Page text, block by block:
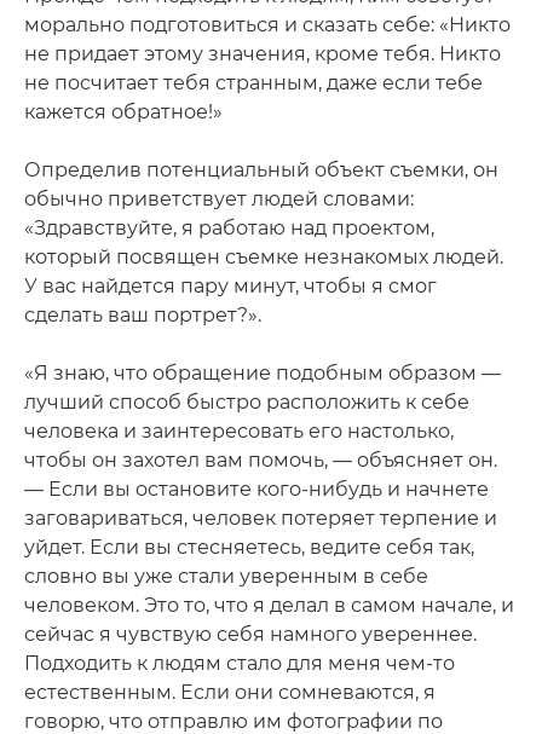
морально подготовиться и сказать себе: «Никто
не придает этому значения, кроме тебя. Никто
не посчитает тебя странным, даже если тебе
кажется обратное!»
Определив потенциальный объект съемки, он
обычно приветствует людей словами:
«Здравствуйте, я работаю над проектом,
который посвящен съемке незнакомых людей.
У вас найдется пару минут, чтобы я смог
сделать ваш портрет?».
«Я знаю, что обращение подобным образом —
лучший способ быстро расположить к себе
человека и заинтересовать его настолько,
чтобы он захотел вам помочь, — объясняет он.
— Если вы остановите кого-нибудь и начнете
заговариваться, человек потеряет терпение и
уйдет. Если вы стесняетесь, ведите себя так,
словно вы уже стали уверенным в себе
человеком. Это то, что я делал в самом начале, и
сейчас я чувствую себя намного увереннее.
Подходить к людям стало для меня чем-то
естественным. Если они сомневаются, я
говорю, что отправлю им фотографии по